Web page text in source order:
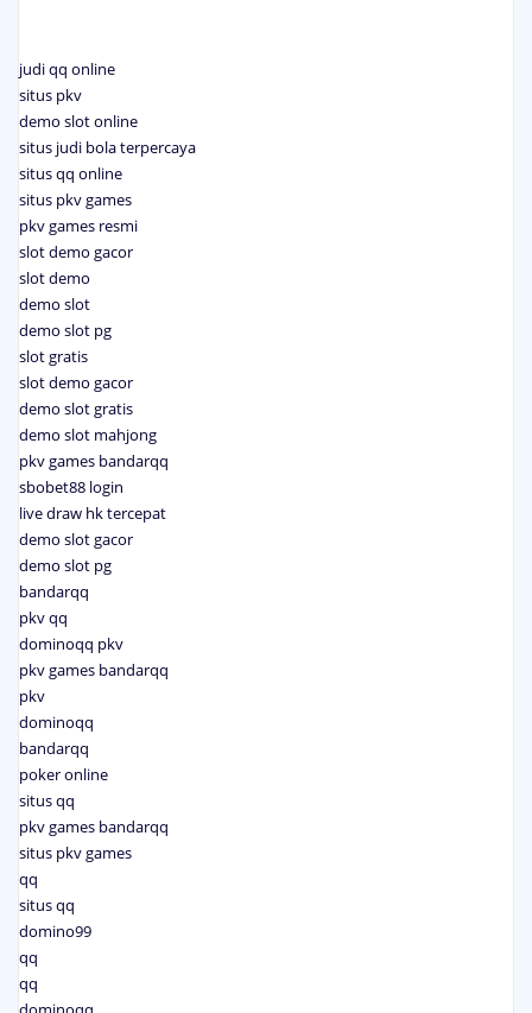
judi qq online
situs pkv
demo slot online
situs judi bola terpercaya
situs qq online
situs pkv games
pkv games resmi
slot demo gacor
slot demo
demo slot
demo slot pg
slot gratis
slot demo gacor
demo slot gratis
demo slot mahjong
pkv games bandarqq
sbobet88 login
live draw hk tercepat
demo slot gacor
demo slot pg
bandarqq
pkv qq
dominoqq pkv
pkv games bandarqq
pkv
dominoqq
bandarqq
poker online
situs qq
pkv games bandarqq
situs pkv games
qq
situs qq
domino99
qq
qq